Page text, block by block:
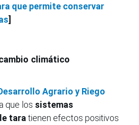
que permite conservar
]
climático
Agrario y Riego
que los sistemas
tara tienen efectos positivos